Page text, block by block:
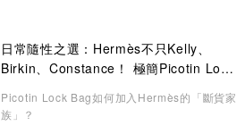
日常隨性之選：Hermès不只Kelly、
Birkin、Constance！ 極簡Picotin Lock
Picotin Lock Bag如何加入Hermès的「斷貨家
族」？